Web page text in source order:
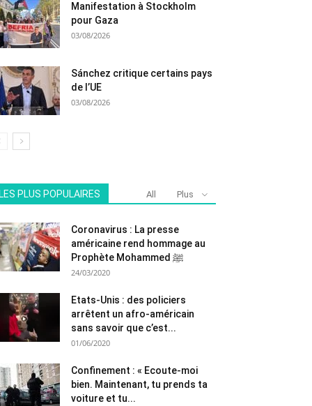
Manifestation à Stockholm
pour Gaza
03/08/2026
Sánchez critique certains pays
de l’UE
03/08/2026
LES PLUS POPULAIRES All Plus
Coronavirus : La presse
américaine rend hommage au
Prophète Mohammed ﷺ
24/03/2020
Etats-Unis : des policiers
arrêtent un afro-américain
sans savoir que c’est...
01/06/2020
Confinement : « Ecoute-moi
bien. Maintenant, tu prends ta
voiture et tu...